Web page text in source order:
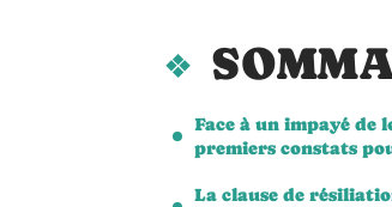
Face à un impayé de
premiers constats
La clause de